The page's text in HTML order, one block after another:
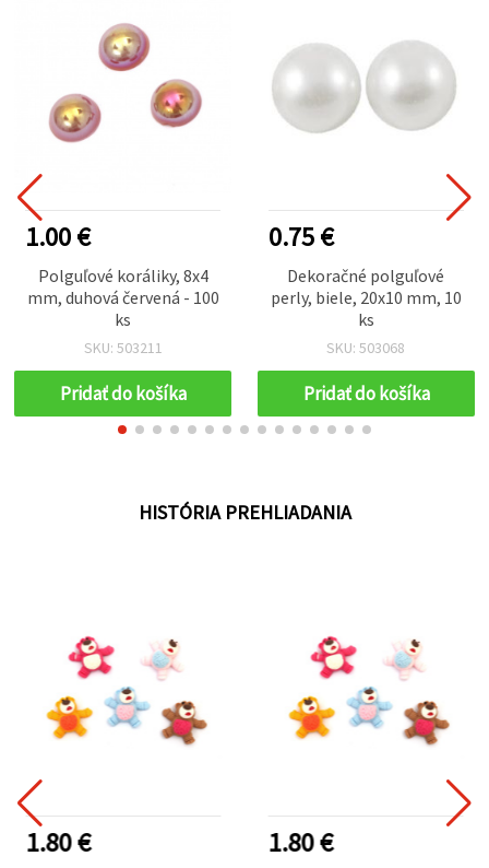
1.00 €
Polguľové koráliky, 8x4
mm, duhová červená - 100
ks
SKU: 503211
Pridať do košíka
0.75 €
Dekoračné polguľové
perly, biele, 20x10 mm, 10
ks
SKU: 503068
Pridať do košíka
HISTÓRIA PREHLIADANIA
1.80 € 1.80 €